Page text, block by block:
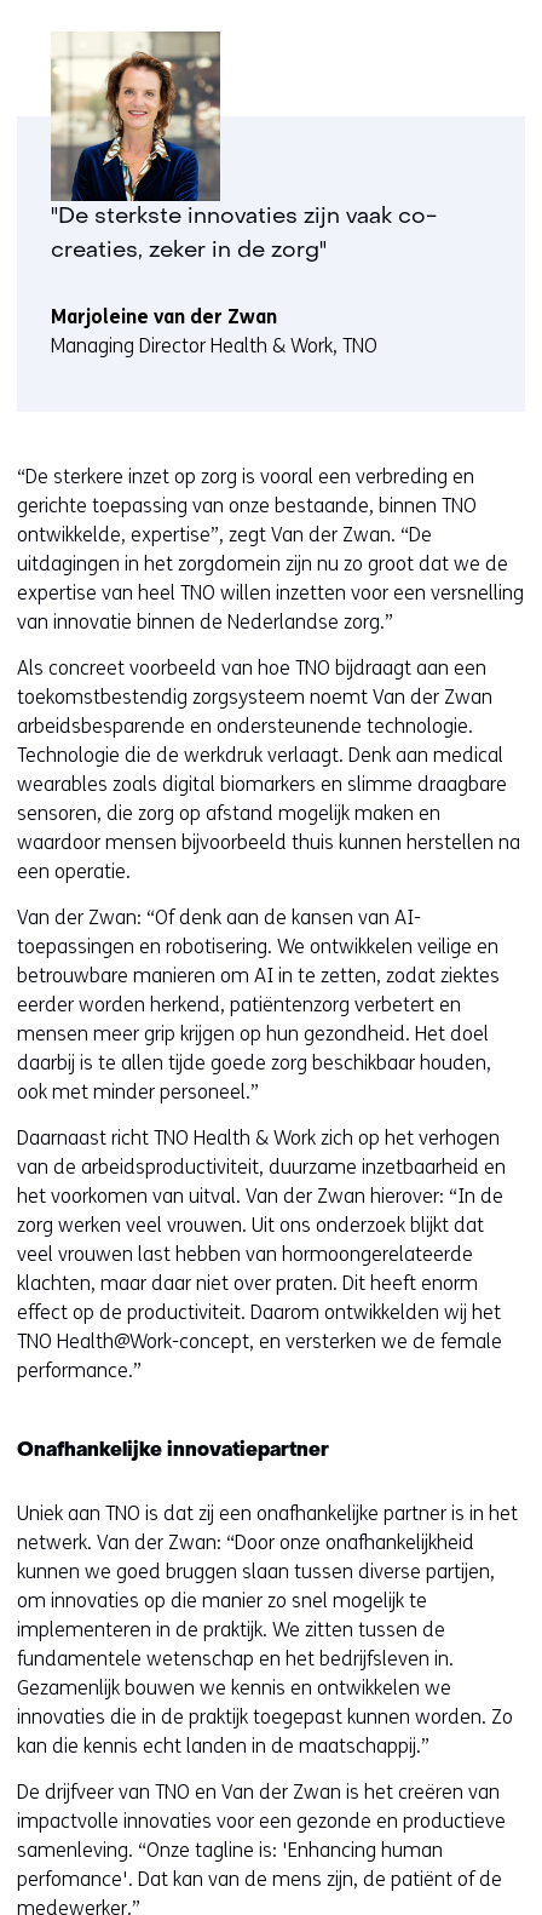
"De sterkste innovaties zijn vaak co-
creaties, zeker in de zorg"
Marjoleine van der Zwan
Managing Director Health & Work, TNO
“De sterkere inzet op zorg is vooral een verbreding en
gerichte toepassing van onze bestaande, binnen TNO
ontwikkelde, expertise”, zegt Van der Zwan. “De
uitdagingen in het zorgdomein zijn nu zo groot dat we de
expertise van heel TNO willen inzetten voor een versnelling
van innovatie binnen de Nederlandse zorg.”
Als concreet voorbeeld van hoe TNO bijdraagt aan een
toekomstbestendig zorgsysteem noemt Van der Zwan
arbeidsbesparende en ondersteunende technologie.
Technologie die de werkdruk verlaagt. Denk aan medical
wearables zoals digital biomarkers en slimme draagbare
sensoren, die zorg op afstand mogelijk maken en
waardoor mensen bijvoorbeeld thuis kunnen herstellen na
een operatie.
Van der Zwan: “Of denk aan de kansen van AI-
toepassingen en robotisering. We ontwikkelen veilige en
betrouwbare manieren om AI in te zetten, zodat ziektes
eerder worden herkend, patiëntenzorg verbetert en
mensen meer grip krijgen op hun gezondheid. Het doel
daarbij is te allen tijde goede zorg beschikbaar houden,
ook met minder personeel.”
Daarnaast richt TNO Health & Work zich op het verhogen
van de arbeidsproductiviteit, duurzame inzetbaarheid en
het voorkomen van uitval. Van der Zwan hierover: “In de
zorg werken veel vrouwen. Uit ons onderzoek blijkt dat
veel vrouwen last hebben van hormoongerelateerde
klachten, maar daar niet over praten. Dit heeft enorm
effect op de productiviteit. Daarom ontwikkelden wij het
TNO Health@Work-concept, en versterken we de female
performance.”
Onafhankelijke innovatiepartner
Uniek aan TNO is dat zij een onafhankelijke partner is in het
netwerk. Van der Zwan: “Door onze onafhankelijkheid
kunnen we goed bruggen slaan tussen diverse partijen,
om innovaties op die manier zo snel mogelijk te
implementeren in de praktijk. We zitten tussen de
fundamentele wetenschap en het bedrijfsleven in.
Gezamenlijk bouwen we kennis en ontwikkelen we
innovaties die in de praktijk toegepast kunnen worden. Zo
kan die kennis echt landen in de maatschappij.”
De drijfveer van TNO en Van der Zwan is het creëren van
impactvolle innovaties voor een gezonde en productieve
samenleving. “Onze tagline is: 'Enhancing human
perfomance'. Dat kan van de mens zijn, de patiënt of de
medewerker.”